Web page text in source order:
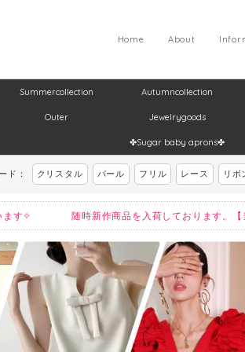
About
Home
Summercollection Autumncollection
Outer Jewelrygoods
✤Sugar baby aprons✤
ド： クリスタル パール フリル レース リボ
す✧ 随時新作商品を入荷しております。【当